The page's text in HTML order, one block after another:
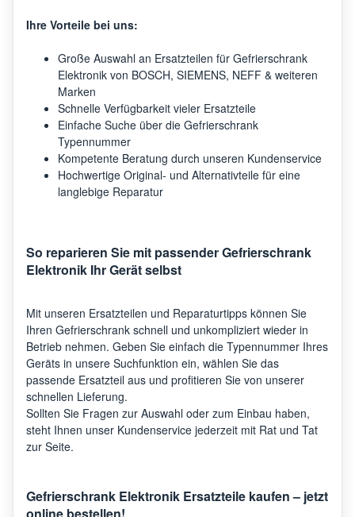
Ihre Vorteile bei uns:
Große Auswahl an Ersatzteilen für Gefrierschrank
Elektronik von BOSCH, SIEMENS, NEFF & weiteren
Marken
Schnelle Verfügbarkeit vieler Ersatzteile
Einfache Suche über die Gefrierschrank
Typennummer
Kompetente Beratung durch unseren Kundenservice
Hochwertige Original- und Alternativteile für eine
langlebige Reparatur
So reparieren Sie mit passender Gefrierschrank
Elektronik Ihr Gerät selbst
Mit unseren Ersatzteilen und Reparaturtipps können Sie
Ihren Gefrierschrank schnell und unkompliziert wieder in
Betrieb nehmen. Geben Sie einfach die Typennummer Ihres
Geräts in unsere Suchfunktion ein, wählen Sie das
passende Ersatzteil aus und profitieren Sie von unserer
schnellen Lieferung.
Sollten Sie Fragen zur Auswahl oder zum Einbau haben,
steht Ihnen unser Kundenservice jederzeit mit Rat und Tat
zur Seite.
Gefrierschrank Elektronik Ersatzteile kaufen – jetzt
online bestellen!